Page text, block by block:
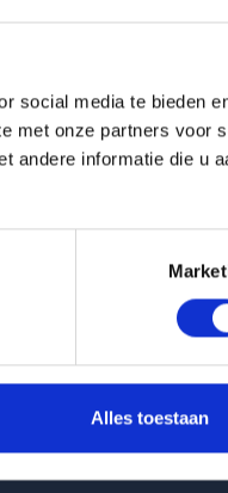
social media te bieden
met onze partners voor
andere informatie die u
Alles toestaan